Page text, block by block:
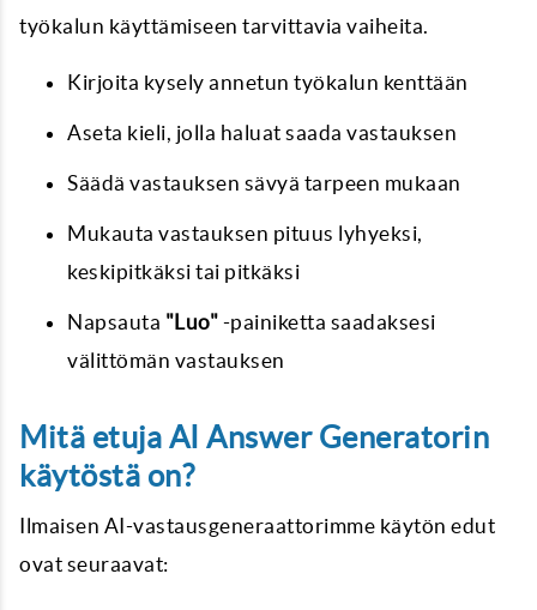
työkalun käyttämiseen tarvittavia vaiheita.
Kirjoita kysely annetun työkalun kenttään
Aseta kieli, jolla haluat saada vastauksen
Säädä vastauksen sävyä tarpeen mukaan
Mukauta vastauksen pituus lyhyeksi,
keskipitkäksi tai pitkäksi
Napsauta "Luo" -painiketta saadaksesi
välittömän vastauksen
Mitä etuja AI Answer Generatorin
käytöstä on?
Ilmaisen AI-vastausgeneraattorimme käytön edut
ovat seuraavat: